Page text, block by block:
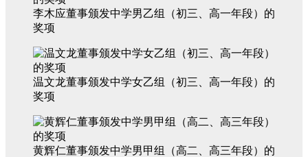
李木应董事颁发中学男乙组（初三、高一年段）的
奖项
温文龙董事颁发中学女乙组（初三、高一年段）的
奖项
黄辉仁董事颁发中学男甲组（高二、高三年段）的